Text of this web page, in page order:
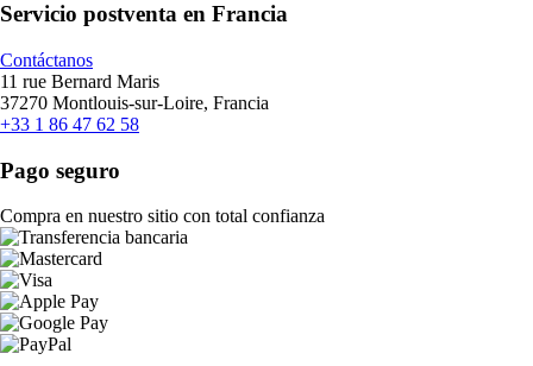
Servicio postventa en Francia
Contáctanos
11 rue Bernard Maris
37270 Montlouis-sur-Loire, Francia
+33 1 86 47 62 58
Pago seguro
Compra en nuestro sitio con total confianza